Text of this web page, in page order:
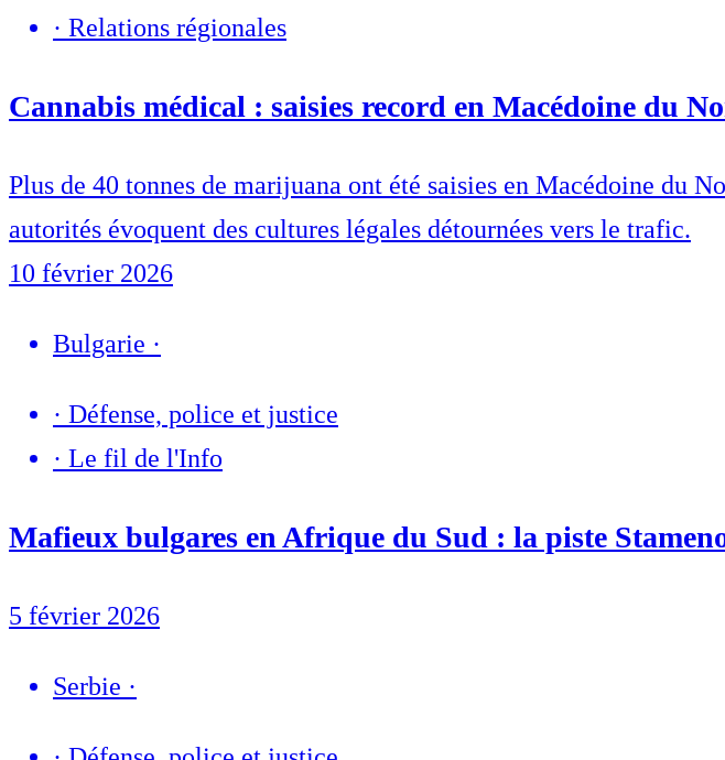
· Relations régionales
Cannabis médical : saisies record en Macédoine du
Plus de 40 tonnes de marijuana ont été saisies en Macédoine du
autorités évoquent des cultures légales détournées vers le trafic.
10 février 2026
Bulgarie ·
· Défense, police et justice
· Le fil de l'Info
Mafieux bulgares en Afrique du Sud : la piste
5 février 2026
Serbie ·